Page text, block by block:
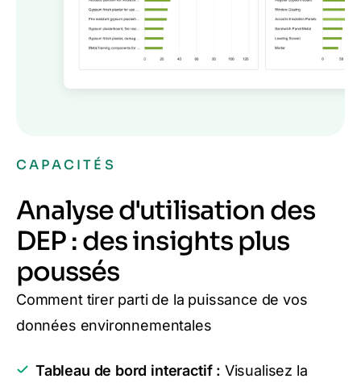
CAPACITÉS
Analyse d'utilisation des
DEP : des insights plus
poussés
Comment tirer parti de la puissance de vos
données environnementales
Tableau de bord interactif : Visualisez la